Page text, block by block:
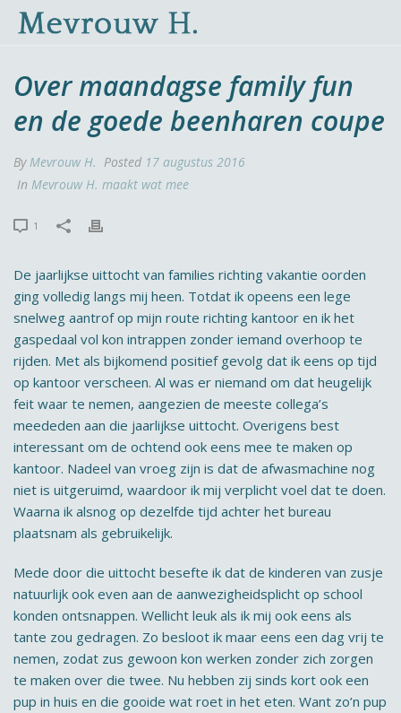
Over maandagse family fun
en de goede beenharen coupe
ByMevrouw H. Posted 17 augustus 2016
In Mevrouw H. maakt wat mee
1
De jaarlijkse uittocht van families richting vakantie oorden
ging volledig langs mij heen. Totdat ik opeens een lege
snelweg aantrof op mijn route richting kantoor en ik het
gaspedaal vol kon intrappen zonder iemand overhoop te
rijden. Met als bijkomend positief gevolg dat ik eens op tijd
op kantoor verscheen. Al was er niemand om dat heugelijk
feit waar te nemen, aangezien de meeste collega’s
meededen aan die jaarlijkse uittocht. Overigens best
interessant om de ochtend ook eens mee te maken op
kantoor. Nadeel van vroeg zijn is dat de afwasmachine nog
niet is uitgeruimd, waardoor ik mij verplicht voel dat te doen.
Waarna ik alsnog op dezelfde tijd achter het bureau
plaatsnam als gebruikelijk.
Mede door die uittocht besefte ik dat de kinderen van zusje
natuurlijk ook even aan de aanwezigheidsplicht op school
konden ontsnappen. Wellicht leuk als ik mij ook eens als
tante zou gedragen. Zo besloot ik maar eens een dag vrij te
nemen, zodat zus gewoon kon werken zonder zich zorgen
te maken over die twee. Nu hebben zij sinds kort ook een
pup in huis en die gooide wat roet in het eten. Want zo’n pup